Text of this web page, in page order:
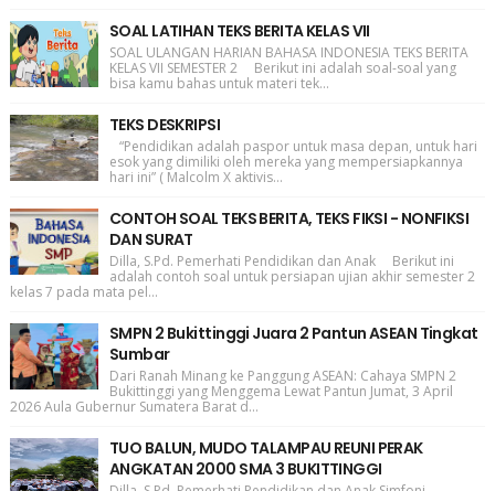
SOAL LATIHAN TEKS BERITA KELAS VII
SOAL ULANGAN HARIAN BAHASA INDONESIA TEKS BERITA
KELAS VII SEMESTER 2 Berikut ini adalah soal-soal yang
bisa kamu bahas untuk materi tek...
TEKS DESKRIPSI
“Pendidikan adalah paspor untuk masa depan, untuk hari
esok yang dimiliki oleh mereka yang mempersiapkannya
hari ini” ( Malcolm X aktivis...
CONTOH SOAL TEKS BERITA, TEKS FIKSI - NONFIKSI
DAN SURAT
Dilla, S.Pd. Pemerhati Pendidikan dan Anak Berikut ini
adalah contoh soal untuk persiapan ujian akhir semester 2
kelas 7 pada mata pel...
SMPN 2 Bukittinggi Juara 2 Pantun ASEAN Tingkat
Sumbar
Dari Ranah Minang ke Panggung ASEAN: Cahaya SMPN 2
Bukittinggi yang Menggema Lewat Pantun Jumat, 3 April
2026 Aula Gubernur Sumatera Barat d...
TUO BALUN, MUDO TALAMPAU REUNI PERAK
ANGKATAN 2000 SMA 3 BUKITTINGGI